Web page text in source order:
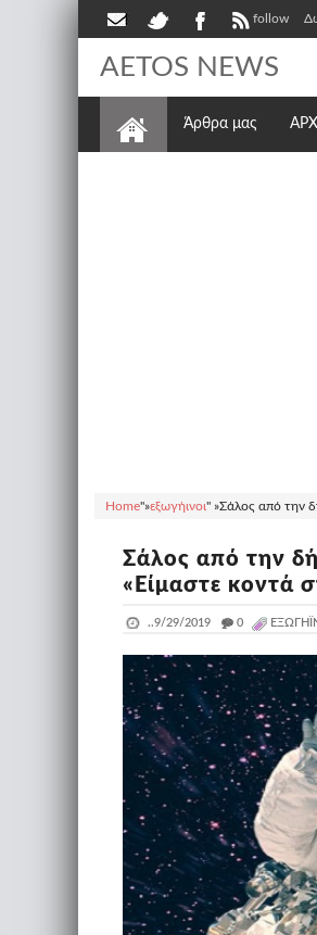
follow
AETOS NEWS
Άρθρα μας
Home"»εξωγήινοι" »Σάλος από την
Σάλος από την
«Είμαστε κοντά
..9/29/2019 _ 0